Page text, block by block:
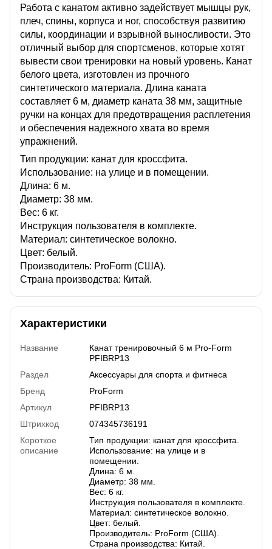
Работа с канатом активно задействует мышцы рук,
плеч, спины, корпуса и ног, способствуя развитию
силы, координации и взрывной выносливости. Это
отличный выбор для спортсменов, которые хотят
вывести свои тренировки на новый уровень. Канат
белого цвета, изготовлен из прочного
синтетического материала. Длина каната
составляет 6 м, диаметр каната 38 мм, защитные
ручки на концах для предотвращения расплетения
и обеспечения надежного хвата во время
упражнений.
Тип продукции: канат для кроссфита.
Использование: на улице и в помещении.
Длина: 6 м.
Диаметр: 38 мм.
Вес: 6 кг.
Инструкция пользователя в комплекте.
Материал: синтетическое волокно.
Цвет: белый.
Производитель: ProForm (США).
Страна производства: Китай.
Характеристики
Название
Канат тренировочный 6 м Pro-Form
PFIBRP13
Раздел
Аксессуары для спорта и фитнеса
Бренд
ProForm
Артикул
PFIBRP13
Штрихкод
074345736191
Короткое
описание
Тип продукции: канат для кроссфита.
Использование: на улице и в
помещении.
Длина: 6 м.
Диаметр: 38 мм.
Вес: 6 кг.
Инструкция пользователя в комплекте.
Материал: синтетическое волокно.
Цвет: белый.
Производитель: ProForm (США).
Страна производства: Китай.